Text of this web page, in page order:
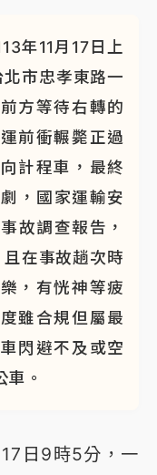
年11月17日上
市忠孝東路一
方等待右轉的
前衝輾斃正過
計程車，最終
，國家運輸安
故調查報告，
在事故趟次時
，有恍神等疲
雖合規但屬最
閃避不及或空
。
日9時5分，一